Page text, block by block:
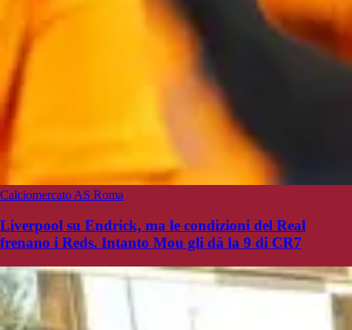
Calciomercato AS Roma
Liverpool su Endrick, ma le condizioni del Real
frenano i Reds. Intanto Mou gli dà la 9 di CR7